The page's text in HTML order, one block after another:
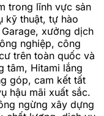
trong lĩnh vực sản
kỹ thuật, tự hào
xưởng dịch
nghiệp, công
trên toàn quốc và
tâm, Hitami lắng
góp, cam kết tất
hậu mãi xuất sắc.
ngừng xây dựng